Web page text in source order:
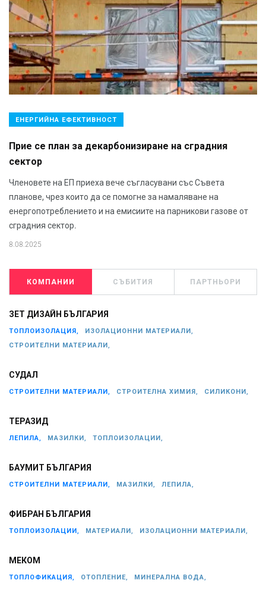
ЕНЕРГИЙНА ЕФЕКТИВНОСТ
Прие се план за декарбонизиране на сградния
сектор
Членовете на ЕП приеха вече съгласувани със Съвета
планове, чрез които да се помогне за намаляване на
енергопотреблението и на емисиите на парникови газове от
сградния сектор.
8.08.2025
КОМПАНИИ СЪБИТИЯ ПАРТНЬОРИ
ЗЕТ ДИЗАЙН БЪЛГАРИЯ
ТОПЛОИЗОЛАЦИЯ,
ИЗОЛАЦИОННИ МАТЕРИАЛИ,
СТРОИТЕЛНИ МАТЕРИАЛИ,
СУДАЛ
СТРОИТЕЛНИ МАТЕРИАЛИ, СТРОИТЕЛНА ХИМИЯ, СИЛИКОНИ,
ТЕРАЗИД
ЛЕПИЛА, МАЗИЛКИ, ТОПЛОИЗОЛАЦИИ,
БАУМИТ БЪЛГАРИЯ
СТРОИТЕЛНИ МАТЕРИАЛИ, МАЗИЛКИ, ЛЕПИЛА,
ФИБРАН БЪЛГАРИЯ
ТОПЛОИЗОЛАЦИИ, МАТЕРИАЛИ, ИЗОЛАЦИОННИ МАТЕРИАЛИ,
МЕКОМ
ТОПЛОФИКАЦИЯ, ОТОПЛЕНИЕ, МИНЕРАЛНА ВОДА,